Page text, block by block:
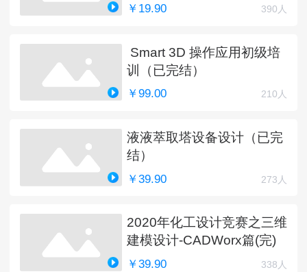
￥19.90 390人
Smart 3D 操作应用初级培
训（已完结）
￥99.00 210人
液液萃取塔设备设计（已完
结）
￥39.90 273人
2020年化工设计竞赛之三维
建模设计-CADWorx篇(完)
￥39.90 338人